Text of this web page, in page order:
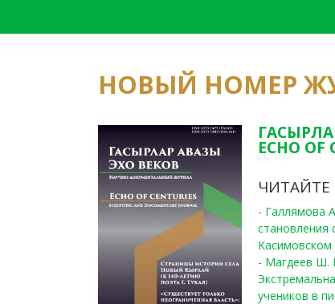
НОВЫЙ НОМЕР
ECHO OF
- Галлямова
становления
Касимовском
- Магдеев Ш.
учеников в